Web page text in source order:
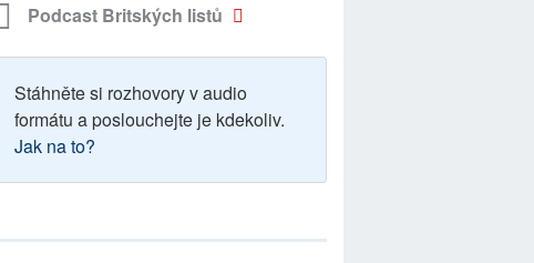
Podcast Britských listů
Stáhněte si rozhovory v audio
formátu a poslouchejte je kdekoliv.
Jak na to?